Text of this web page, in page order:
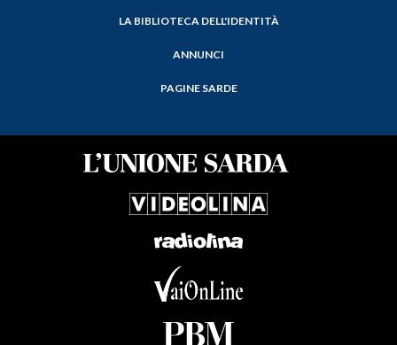
LA BIBLIOTECA DELL'IDENTITÀ
ANNUNCI
PAGINE SARDE